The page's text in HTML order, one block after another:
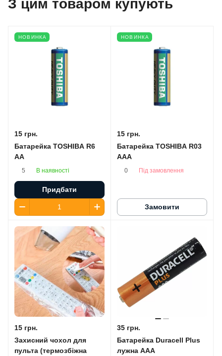
З цим товаром купують
НОВИНКА
15 грн.
Батарейка TOSHIBA R6
AA
5 В наявності
Придбати
НОВИНКА
15 грн.
Батарейка TOSHIBA R03
AAA
0 Під замовлення
Замовити
15 грн.
Захисний чохол для
пульта (термозбіжна
35 грн.
Батарейка Duracell Plus
лужна AАA